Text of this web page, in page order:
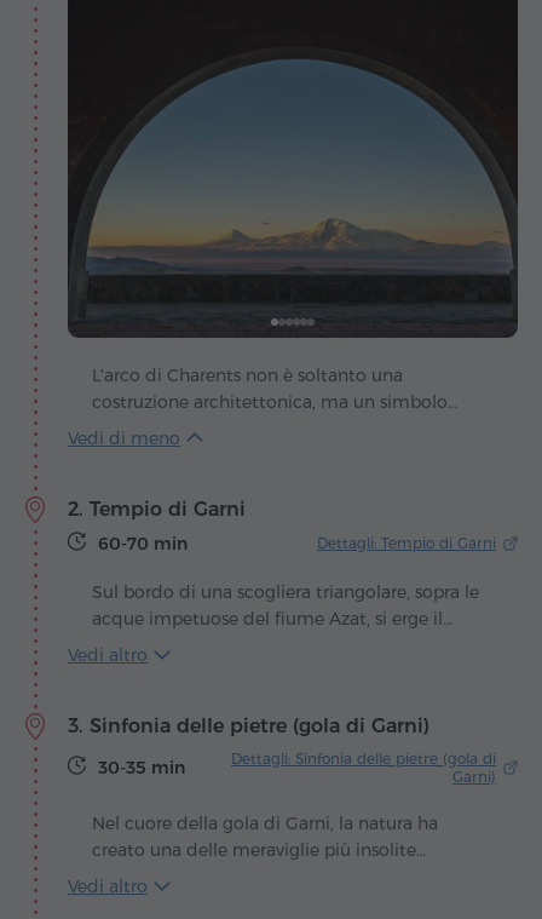
L'arco di Charents non è soltanto una
costruzione architettonica, ma un simbolo
poetico dell'amore per l'Armenia e per il suo
mentre si recava a Garni, si fermò in questo
punto e rimase colpito dalla vista mozzafiato
l'idea di creare una sorta di "tempio" dedicato
all'Ararat – un arco attraverso il quale la
dipinto. Si racconta che il poeta amasse recarsi
un segno tangibile della sua eredità.
2. Tempio di Garni
60-70 min Dettagli: Tempio di Garni
Sul bordo di una scogliera triangolare, sopra le
acque impetuose del fiume Azat, si erge il
Tempio pagano di Garni, unico custode
sole, sembrano continuare l'omaggio silenzioso
a Mihr, il dio solare cui era dedicato il tempio.
Vedi altro
3. Sinfonia delle pietre (gola di Garni)
30-35 min
Dettagli: Sinfonia delle pietre (gola di
Garni)
Nel cuore della gola di Garni, la natura ha
creato una delle meraviglie più insolite
dell'Armenia – maestose colonne basaltiche
Vedi altro